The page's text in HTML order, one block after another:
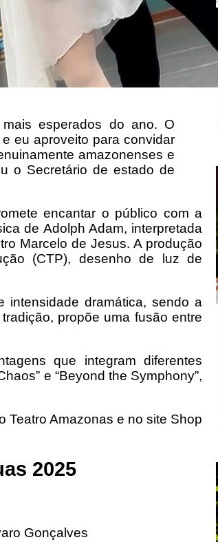
mais esperados do ano. O
eu aproveito para convidar
amazonenses e
o Secretário de estado de
encantar o público com a
de Adolph Adam, interpretada
Marcelo de Jesus. A produção
(CTP), desenho de luz de
intensidade dramática, sendo a
propõe uma fusão entre
que integram diferentes
e “Beyond the Symphony”,
Teatro Amazonas e no site Shop
2025
Gonçalves